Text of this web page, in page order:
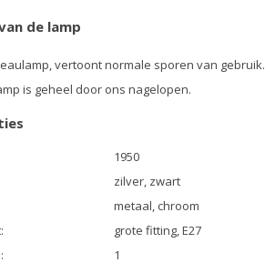
de lamp
vertoont normale sporen van gebruik.
is geheel door ons nagelopen.
1950
zilver, zwart
metaal, chroom
grote fitting, E27
1